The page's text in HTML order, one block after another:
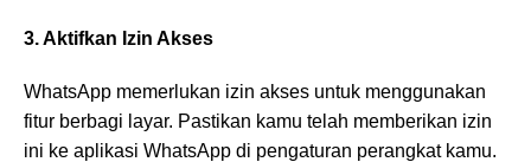
3. Aktifkan Izin Akses
WhatsApp memerlukan izin akses untuk menggunakan
fitur berbagi layar. Pastikan kamu telah memberikan izin
ini ke aplikasi WhatsApp di pengaturan perangkat kamu.